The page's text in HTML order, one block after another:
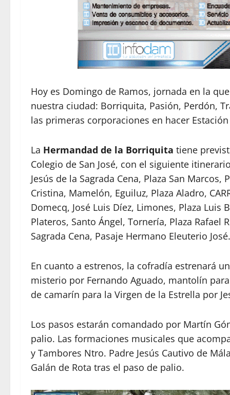
Hoy es Domingo de Ramos, jornada en la
nuestra ciudad: Borriquita, Pasión, Perdón,
las primeras corporaciones en hacer
La Hermandad de la Borriquita tiene
Colegio de San José, con el siguiente
Jesús de la Sagrada Cena, Plaza San
Cristina, Mamelón, Eguiluz, Plaza Aladro,
Domecq, José Luis Díez, Limones, Plaza Luis
Plateros, Santo Ángel, Tornería, Plaza Rafael
Sagrada Cena, Pasaje Hermano Eleuterio
En cuanto a estrenos, la cofradía estrenará
misterio por Fernando Aguado, mantolín
de camarín para la Virgen de la Estrella por
Los pasos estarán comandado por Martín
palio. Las formaciones musicales que
y Tambores Ntro. Padre Jesús Cautivo de
Galán de Rota tras el paso de palio.